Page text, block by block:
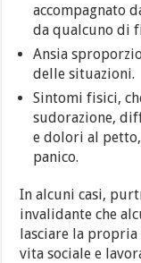
accompagnato
da qualcuno di
Ansia
delle situazioni.
Sintomi fisici,
sudorazione,
e dolori al
panico.
In alcuni casi,
invalidante che
lasciare la
vita sociale e